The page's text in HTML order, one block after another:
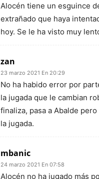
Alocén tiene un esguince
extrañado que haya
hoy. Se le ha visto muy
zan
23 marzo 2021 En 20:29
No ha habido error por
la jugada que le cambian
finaliza, pasa a Abalde
la jugada.
mbanic
24 marzo 2021 En 07:58
Alocén no ha jugado más